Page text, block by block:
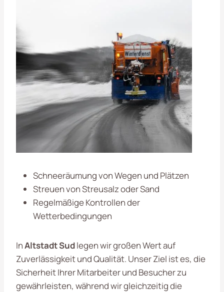
Schneeräumung von Wegen und Plätzen
Streuen von Streusalz oder Sand
Regelmäßige Kontrollen der
Wetterbedingungen
InAltstadt Sudlegen wir großen Wert auf
Zuverlässigkeit und Qualität. Unser Ziel ist es, die
Sicherheit Ihrer Mitarbeiter und Besucher zu
gewährleisten, während wir gleichzeitig die